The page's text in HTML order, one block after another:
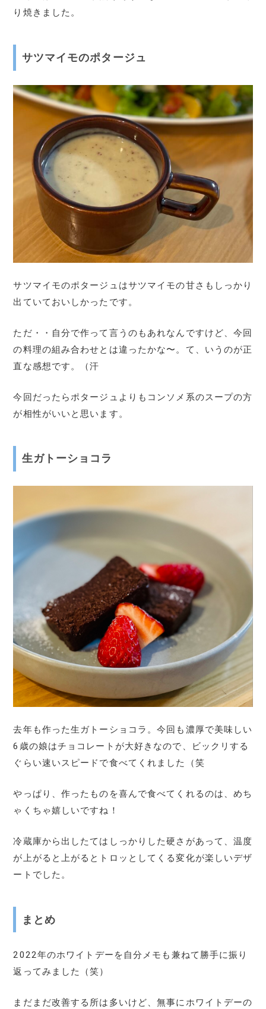
り焼きました。
サツマイモのポタージュ
サツマイモのポタージュはサツマイモの甘さもしっかり
出ていておいしかったです。
ただ・・自分で作って言うのもあれなんですけど、今回
の料理の組み合わせとは違ったかな〜。て、いうのが正
直な感想です。（汗
今回だったらポタージュよりもコンソメ系のスープの方
が相性がいいと思います。
生ガトーショコラ
去年も作った生ガトーショコラ。今回も濃厚で美味しい
6歳の娘はチョコレートが大好きなので、ビックリする
ぐらい速いスピードで食べてくれました（笑
やっぱり、作ったものを喜んで食べてくれるのは、めち
ゃくちゃ嬉しいですね！
冷蔵庫から出したてはしっかりした硬さがあって、温度
が上がると上がるとトロッとしてくる変化が楽しいデザ
ートでした。
まとめ
2022年のホワイトデーを自分メモも兼ねて勝手に振り
返ってみました（笑）
まだまだ改善する所は多いけど、無事にホワイトデーの